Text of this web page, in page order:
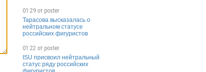
01:29 от poster
Тарасова высказалась о
нейтральном статусе
российских фигуристов
01:22 от poster
ISU присвоил нейтральный
статус ряду российских